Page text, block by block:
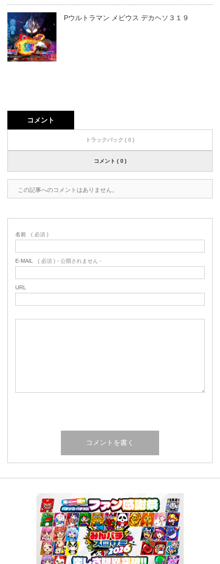
Pウルトラマン メビウス デカヘソ３１９
コメント
トラックバック ( 0 )
コメント ( 0 )
この記事へのコメントはありません。
名前 ( 必須 )
E-MAIL ( 必須 ) - 公開されません -
URL